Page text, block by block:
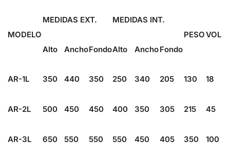
MODELO
MEDIDAS EXT.
MEDIDAS INT.
PESOVOL
Alto
AnchoFondoAlto AnchoFondo
AR-1L 350 440 350 250 340 205 130 18
AR-2L 500 450 450 400 350 305 215 45
AR-3L 650 550 550 550 450 405 350 100